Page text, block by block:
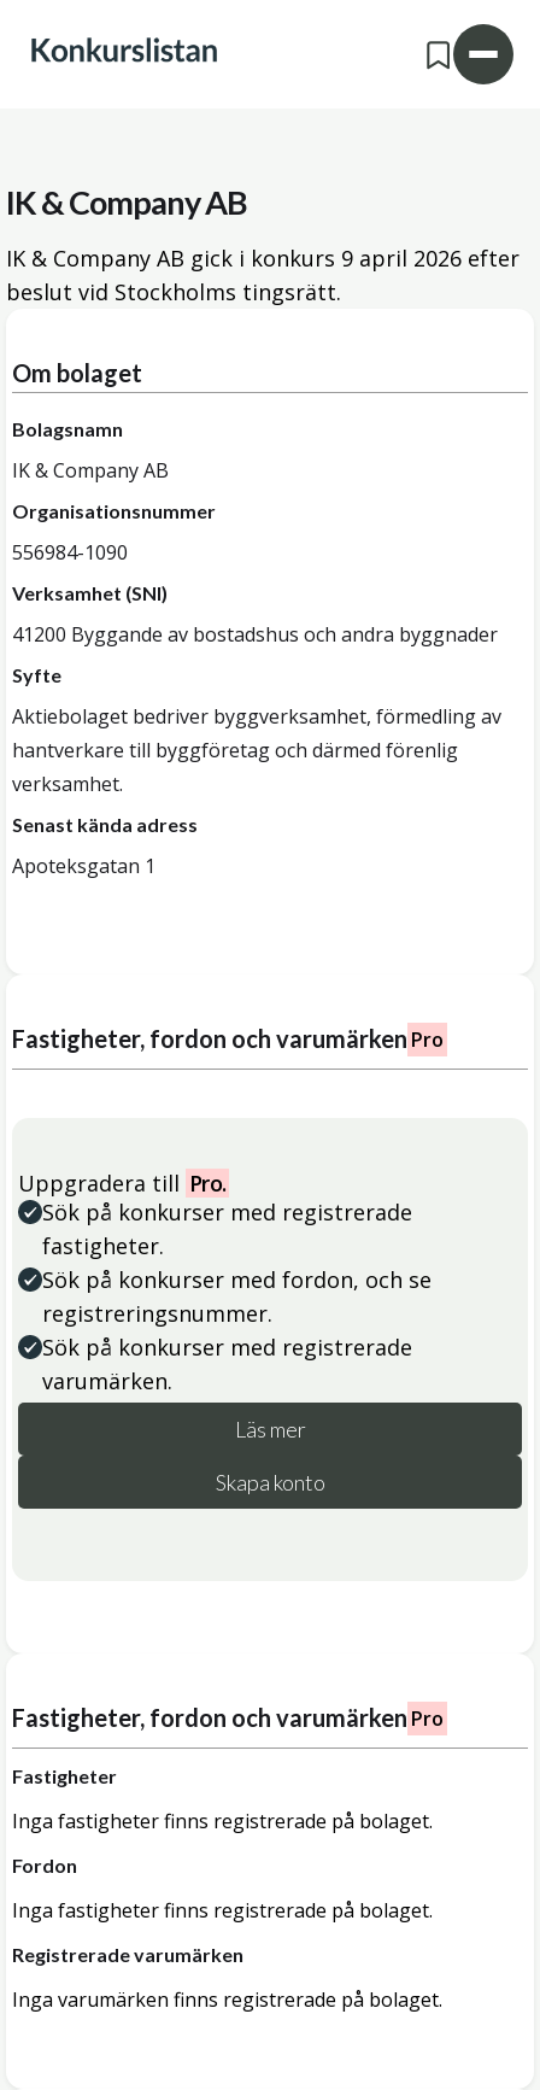
IK & Company AB
IK & Company AB gick i konkurs 9 april 2026 efter
beslut vid Stockholms tingsrätt.
Om bolaget
Bolagsnamn
IK & Company AB
Organisationsnummer
556984-1090
Verksamhet (SNI)
41200 Byggande av bostadshus och andra byggnader
Syfte
Aktiebolaget bedriver byggverksamhet, förmedling av
hantverkare till byggföretag och därmed förenlig
verksamhet.
Senast kända adress
Apoteksgatan 1
Fastigheter, fordon och varumärken Pro
Uppgradera till Pro.
Sök på konkurser med registrerade
fastigheter.
Sök på konkurser med fordon, och se
registreringsnummer.
Sök på konkurser med registrerade
varumärken.
Läs mer
Skapa konto
Fastigheter, fordon och varumärken Pro
Fastigheter
Inga fastigheter finns registrerade på bolaget.
Fordon
Inga fastigheter finns registrerade på bolaget.
Registrerade varumärken
Inga varumärken finns registrerade på bolaget.